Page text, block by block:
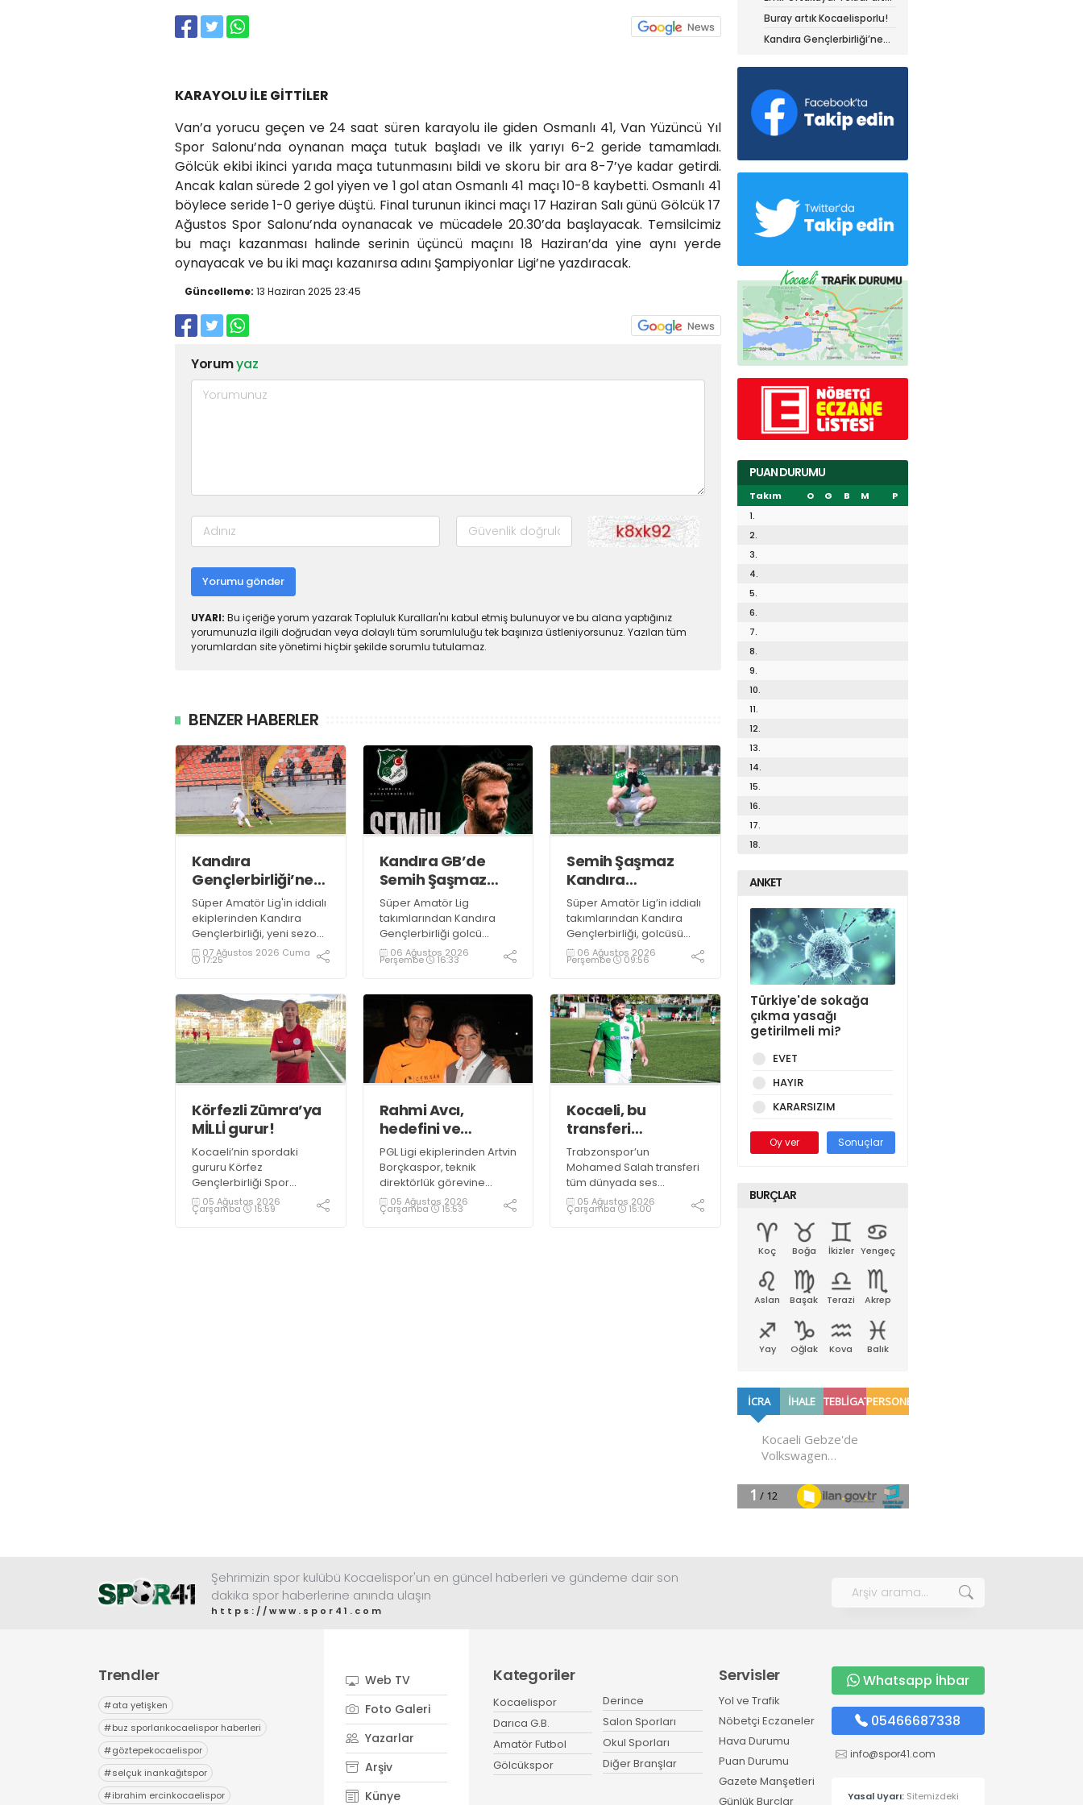
KARAYOLU İLE GİTTİLER
Van’a yorucu geçen ve 24 saat süren karayolu ile giden Osmanlı 41, Van Yüzüncü Yıl
Spor Salonu’nda oynanan maça tutuk başladı ve ilk yarıyı 6-2 geride tamamladı.
Gölcük ekibi ikinci yarıda maça tutunmasını bildi ve skoru bir ara 8-7’ye kadar getirdi.
Ancak kalan sürede 2 gol yiyen ve 1 gol atan Osmanlı 41 maçı 10-8 kaybetti. Osmanlı 41
böylece seride 1-0 geriye düştü. Final turunun ikinci maçı 17 Haziran Salı günü Gölcük 17
Ağustos Spor Salonu’nda oynanacak ve mücadele 20.30’da başlayacak. Temsilcimiz
bu maçı kazanması halinde serinin üçüncü maçını 18 Haziran’da yine aynı yerde
oynayacak ve bu iki maçı kazanırsa adını Şampiyonlar Ligi’ne yazdıracak.
Güncelleme: 13 Haziran 2025 23:45
Yorumyaz
Yorumu gönder
UYARI: Bu içeriğe yorum yazarak Topluluk Kuralları'nı kabul etmiş bulunuyor ve bu alana yaptığınız
yorumunuzla ilgili doğrudan veya dolaylı tüm sorumluluğu tek başınıza üstleniyorsunuz. Yazılan tüm
yorumlardan site yönetimi hiçbir şekilde sorumlu tutulamaz.
BENZER HABERLER
Kandıra
Gençlerbirliği’ne
müthiş kanat!
Süper Amatör Lig'in iddialı
ekiplerinden Kandıra
Gençlerbirliği, yeni sezon
öncesi kadrosunu
güçlendirmeye devam
07 Ağustos 2026 Cuma
17:25
Kandıra GB’de
Semih Şaşmaz
resmen TAMAM!
Süper Amatör Lig
takımlarından Kandıra
Gençlerbirliği golcü
futbolcu Semih Şaşmaz
ile yola devam ettiğini
06 Ağustos 2026
Perşembe 16:33
Semih Şaşmaz
Kandıra
Gençlerbirliği’nde
devam dedi!
Süper Amatör Lig’in iddialı
takımlarından Kandıra
Gençlerbirliği, golcüsü
Semih Şaşmaz ile devam
ediyor.
06 Ağustos 2026
Perşembe 09:56
Körfezli Zümra’ya
MİLLİ gurur!
Kocaeli’nin spordaki
gururu Körfez
Gençlerbirliği Spor
Kulübü, altyapısından
yetiştirdiği sporcularla
05 Ağustos 2026
Çarşamba 15:59
Rahmi Avcı,
hedefini ve
stratejisini
paylaştı
PGL Ligi ekiplerinden Artvin
Borçkaspor, teknik
direktörlük görevine
Kocaeli’nin başarılı
isimlerinden Rahmi Avcı'yı
05 Ağustos 2026
Çarşamba 15:53
Kocaeli, bu
transferi
konuşuyor!
Trabzonspor’un
Mohamed Salah transferi
tüm dünyada ses
getirirken Kocaeli
amatöründe de çok
05 Ağustos 2026
Çarşamba 15:00
olduğum yerdeyim
Buray artık Kocaelisporlu!
Kandıra Gençlerbirliği’ne
PUAN DURUMU
Takım O G B M
P
1.
2.
3.
4.
5.
6.
7.
8.
9.
10.
11.
12.
13.
14.
15.
16.
17.
18.
ANKET
Türkiye'de sokağa
çıkma yasağı
getirilmeli mi?
EVET
HAYIR
KARARSIZIM
Oy ver Sonuçlar
BURÇLAR
Koç Boğa İkizler Yengeç
Aslan Başak Terazi Akrep
Yay Oğlak Kova Balık
Şehrimizin spor kulübü Kocaelispor'un en güncel haberleri ve gündeme dair son
dakika spor haberlerine anında ulaşın
https://www.spor41.com
Trendler
#ata yetişken
#buz sporlarıkocaelispor haberleri
#göztepekocaelispor
#selçuk inankağıtspor
#ibrahim ercinkocaelispor
Web TV
Foto Galeri
Yazarlar
Arşiv
Künye
Kategoriler
Kocaelispor
Darıca G.B.
Amatör Futbol
Gölcükspor
Derince
Salon Sporları
Okul Sporları
Diğer Branşlar
Servisler
Yol ve Trafik
Nöbetçi Eczaneler
Hava Durumu
Puan Durumu
Gazete Manşetleri
Günlük Burçlar
Whatsapp İhbar
05466687338
info@spor41.com
Yasal Uyarı: Sitemizdeki